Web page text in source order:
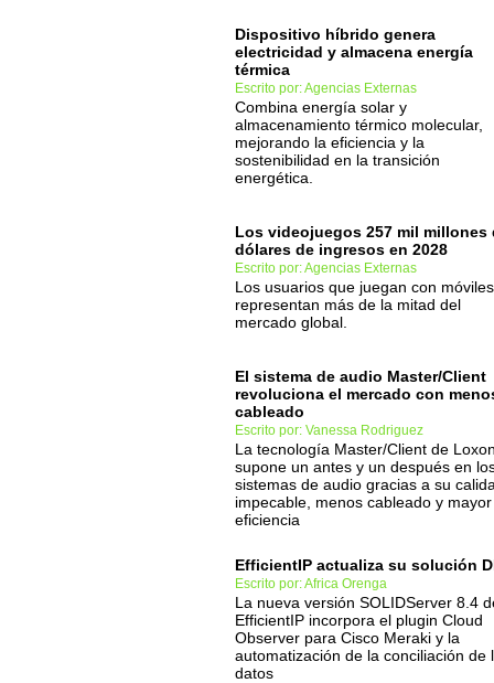
Dispositivo híbrido genera
electricidad y almacena energía
térmica
Escrito por: Agencias Externas
Combina energía solar y
almacenamiento térmico molecular,
mejorando la eficiencia y la
sostenibilidad en la transición
energética.
Los videojuegos 257 mil millones
dólares de ingresos en 2028
Escrito por: Agencias Externas
Los usuarios que juegan con
representan más de la mitad del
mercado global.
El sistema de audio Master/Client
revoluciona el mercado con
cableado
Escrito por: Vanessa Rodriguez
La tecnología Master/Client de
supone un antes y un después en
sistemas de audio gracias a su
impecable, menos cableado y mayor
eficiencia
EfficientIP actualiza su solución
Escrito por: Africa Orenga
La nueva versión SOLIDServer 8.4
EfficientIP incorpora el plugin Cloud
Observer para Cisco Meraki y la
automatización de la conciliación de
datos